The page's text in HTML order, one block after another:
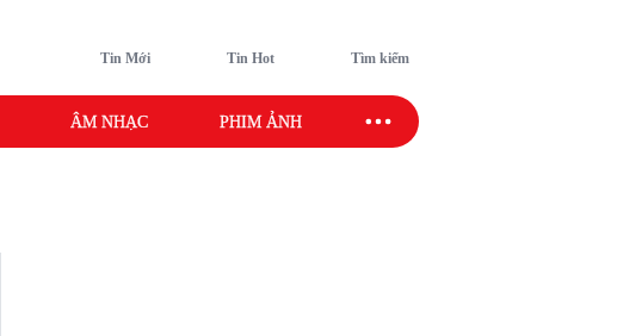
Tin Mới Tin Hot Tìm kiếm
ÂM NHẠC PHIM ẢNH SAO SPORT